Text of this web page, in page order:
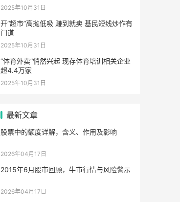
2025年10月31日
开“超市”高抛低吸 赚到就卖 基民短线炒作有
门道
2025年10月31日
“体育外卖”悄然兴起 现存体育培训相关企业
超4.4万家
2025年10月31日
最新文章
股票中的额度详解，含义、作用及影响
2026年04月17日
2015年6月股市回顾，牛市行情与风险警示
2026年04月17日